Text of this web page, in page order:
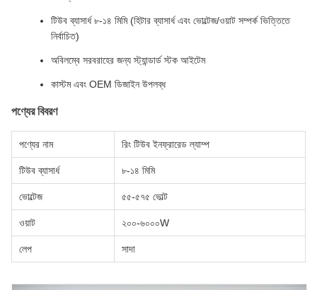
টিউব ব্যাসার্ধ ৮-১৪ মিমি (হিটার ব্যাসার্ধ এবং ভোল্টেজ/ওয়াট সম্পর্ক ভিত্তিতে
নির্বাচিত)
অবিলম্বে সরবরাহের জন্য স্ট্যান্ডার্ড স্টক আইটেম
কাস্টম এবং OEM ডিজাইন উপলব্ধ
পণ্যের বিবরণ
পণ্যের নাম রিং টিউব ইনফ্রারেড ল্যাম্প
টিউব ব্যাসার্ধ ৮-১৪ মিমি
ভোল্টেজ ৫৫-৫৭৫ ভোল্ট
ওয়াট ২০০-৬০০০W
লেপ সাদা